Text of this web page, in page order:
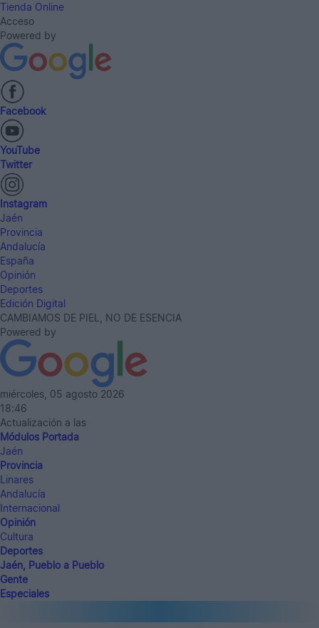
Tienda Online
Acceso
Powered by
Facebook
YouTube
Twitter
Instagram
Jaén
Provincia
Andalucía
España
Opinión
Deportes
Edición Digital
CAMBIAMOS DE PIEL, NO DE ESENCIA
Powered by
miércoles, 05 agosto 2026
18:46
Actualización a las
Módulos Portada
Jaén
Provincia
Linares
Andalucía
Internacional
Opinión
Cultura
Deportes
Jaén, Pueblo a Pueblo
Gente
Especiales